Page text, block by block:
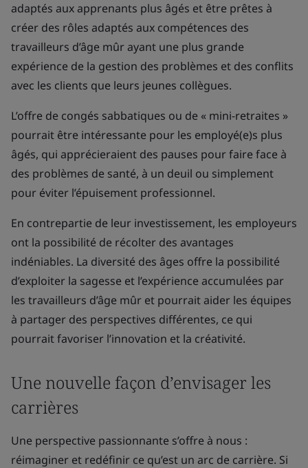
adaptés aux apprenants plus âgés et être prêtes à
créer des rôles adaptés aux compétences des
travailleurs d’âge mûr ayant une plus grande
expérience de la gestion des problèmes et des conflits
avec les clients que leurs jeunes collègues.
L’offre de congés sabbatiques ou de « mini-retraites »
pourrait être intéressante pour les employé(e)s plus
âgés, qui apprécieraient des pauses pour faire face à
des problèmes de santé, à un deuil ou simplement
pour éviter l’épuisement professionnel.
En contrepartie de leur investissement, les employeurs
ont la possibilité de récolter des avantages
indéniables. La diversité des âges offre la possibilité
d’exploiter la sagesse et l’expérience accumulées par
les travailleurs d’âge mûr et pourrait aider les équipes
à partager des perspectives différentes, ce qui
pourrait favoriser l’innovation et la créativité.
Une nouvelle façon d’envisager les
carrières
Une perspective passionnante s’offre à nous :
réimaginer et redéfinir ce qu’est un arc de carrière. Si